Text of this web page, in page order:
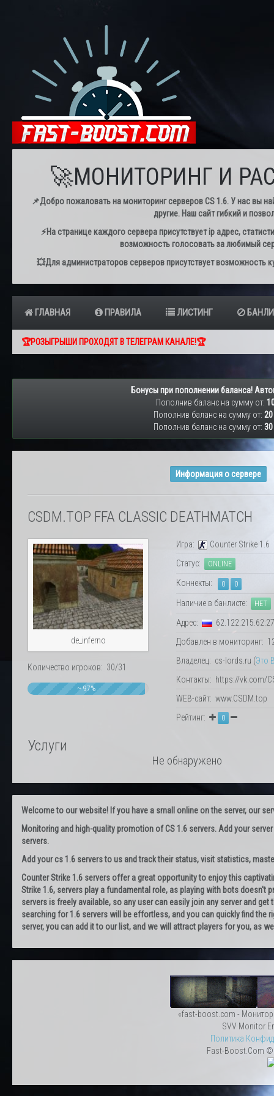
🚀МОНИТОРИНГ И
📌Добро пожаловать на мониторинг серверов CS 1.6. У нас вы
другие. Наш сайт гибкий и
⚡️На странице каждого сервера присутствует ip адрес,
возможность голосовать за любимый
💥Для администраторов серверов присутствует возможность
ГЛАВНАЯ ПРАВИЛА ЛИСТИНГ
🏆РОЗЫГРЫШИ ПРОХОДЯТ В ТЕЛЕГРАМ КАНАЛЕ!🏆
Бонусы при пополнении баланса!
Пополнив баланс на сумму от:
Пополнив баланс на сумму от:
Пополнив баланс на сумму от:
Информация о сервере
CSDM.TOP FFA CLASSIC DEATHMATCH
de_inferno
Количество игроков: 30/31
~ 97%
Игра:
Counter Strike 1.6
Статус:
ONLINE
Коннекты: 0 0
Наличие в банлисте: НЕТ
Адрес:
Добавлен в мониторинг:
Владелец: cs-lords.ru (Это
Контакты: https://vk.com/
WEB-сайт: www.CSDM.top
Рейтинг:
0
Услуги
Не обнаружено
Welcome to our website! If you have a small online on the server, our
Monitoring and high-quality promotion of CS 1.6 servers. Add your
servers.
Add your cs 1.6 servers to us and track their status, visit statistics,
Counter Strike 1.6 servers offer a great opportunity to enjoy this
Strike 1.6, servers play a fundamental role, as playing with bots
servers is freely available, so any user can easily join any server and
searching for 1.6 servers will be effortless, and you can quickly find
server, you can add it to our list, and we will attract players for you, as
«fast-boost.com -
SVV Monitor
Политика
Fast-Boost.Com